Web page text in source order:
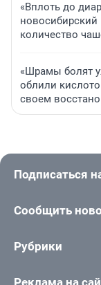
«Вплоть до
новосибирский
количество
«Шрамы болят
облили
своем
Подписаться
Сообщить
Рубрики